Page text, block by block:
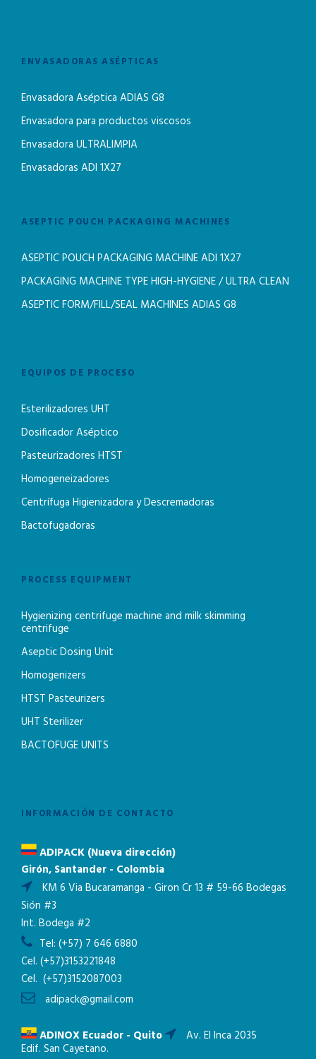
ENVASADORAS ASÉPTICAS
Envasadora Aséptica ADIAS G8
Envasadora para productos viscosos
Envasadora ULTRALIMPIA
Envasadoras ADI 1X27
ASEPTIC POUCH PACKAGING MACHINES
ASEPTIC POUCH PACKAGING MACHINE ADI 1X27
PACKAGING MACHINE TYPE HIGH-HYGIENE / ULTRA CLEAN
ASEPTIC FORM/FILL/SEAL MACHINES ADIAS G8
EQUIPOS DE PROCESO
Esterilizadores UHT
Dosificador Aséptico
Pasteurizadores HTST
Homogeneizadores
Centrífuga Higienizadora y Descremadoras
Bactofugadoras
PROCESS EQUIPMENT
Hygienizing centrifuge machine and milk skimming
centrifuge
Aseptic Dosing Unit
Homogenizers
HTST Pasteurizers
UHT Sterilizer
BACTOFUGE UNITS
INFORMACIÓN DE CONTACTO
ADIPACK (Nueva dirección)
Girón, Santander - Colombia
KM 6 Via Bucaramanga - Giron Cr 13 # 59-66 Bodegas
Sión #3
Int. Bodega #2
Tel: (+57) 7 646 6880
Cel. (+57)3153221848
Cel. (+57)3152087003
adipack@gmail.com
ADINOX Ecuador - Quito Av. El Inca 2035
Edif. San Cayetano.